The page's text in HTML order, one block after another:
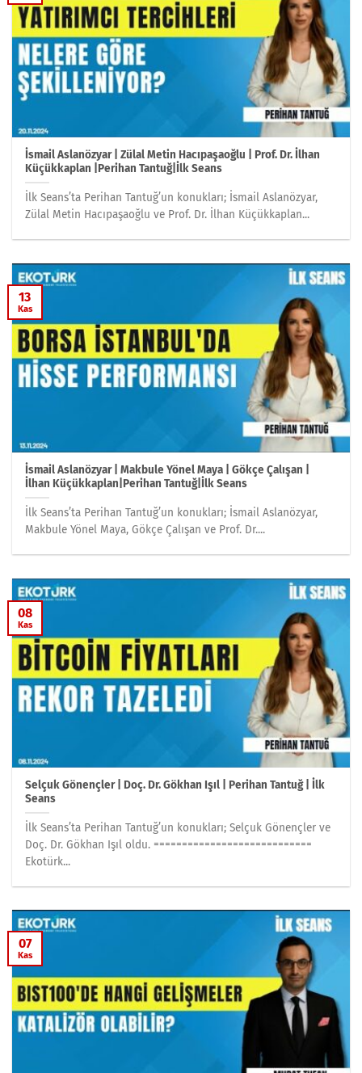
İsmail Aslanözyar | Zülal Metin Hacıpaşaoğlu | Prof. Dr. İlhan
Küçükkaplan |Perihan Tantuğ|İlk Seans
İlk Seans’ta Perihan Tantuğ’un konukları; İsmail Aslanözyar,
Zülal Metin Hacıpaşaoğlu ve Prof. Dr. İlhan Küçükkaplan...
İsmail Aslanözyar | Makbule Yönel Maya | Gökçe Çalışan |
İlhan Küçükkaplan|Perihan Tantuğ|İlk Seans
İlk Seans’ta Perihan Tantuğ’un konukları; İsmail Aslanözyar,
Makbule Yönel Maya, Gökçe Çalışan ve Prof. Dr....
13
Kas
Selçuk Gönençler | Doç. Dr. Gökhan Işıl | Perihan Tantuğ | İlk
Seans
İlk Seans’ta Perihan Tantuğ’un konukları; Selçuk Gönençler ve
Doç. Dr. Gökhan Işıl oldu. ============================
Ekotürk...
08
Kas
07
Kas